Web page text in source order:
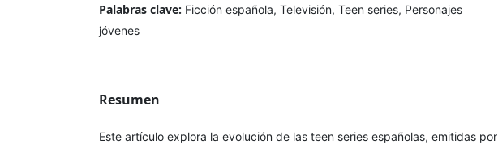
Palabras clave: Ficción española, Televisión, Teen series, Personajes
jóvenes
Resumen
Este artículo explora la evolución de las teen series españolas, emitidas por